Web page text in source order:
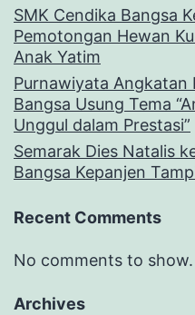
SMK Cendika Bangsa
Pemotongan Hewan
Anak Yatim
Purnawiyata Angkatan
Bangsa Usung Tema
Unggul dalam Prestasi”
Semarak Dies Natalis
Bangsa Kepanjen
Recent Comments
No comments to show.
Archives